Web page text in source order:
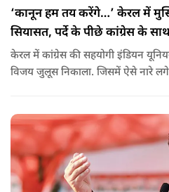
‘कानून हम तय करेंगे…’ केरल में
सियासत, पर्दे के पीछे कांग्रेस के
केरल में कांग्रेस की सहयोगी इंडियन
विजय जुलूस निकाला. जिसमें ऐसे नारे लगे